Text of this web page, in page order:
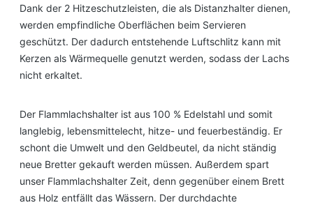
Dank der 2 Hitzeschutzleisten, die als Distanzhalter dienen,
werden empfindliche Oberflächen beim Servieren
geschützt. Der dadurch entstehende Luftschlitz kann mit
Kerzen als Wärmequelle genutzt werden, sodass der Lachs
nicht erkaltet.
Der Flammlachshalter ist aus 100 % Edelstahl und somit
langlebig, lebensmittelecht, hitze- und feuerbeständig. Er
schont die Umwelt und den Geldbeutel, da nicht ständig
neue Bretter gekauft werden müssen. Außerdem spart
unser Flammlachshalter Zeit, denn gegenüber einem Brett
aus Holz entfällt das Wässern. Der durchdachte